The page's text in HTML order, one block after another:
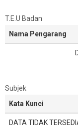
T.E.U Badan
Nama Pengarang
Subjek
Kata Kunci
DATA TIDAK